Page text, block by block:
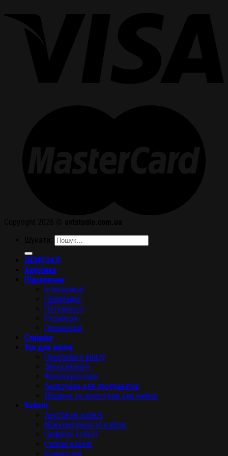
ДЕМОЗАЛ
Акустика
Підсилення
Інтегральні
Попередні
Потужності
Ресивери
Процесори
Стрімінг
Усе для вінілу
Програвачі вінілу
Звукознімачі
Фонокоректори
Аксесуари для програвачів
Машини та аксесуари для мийки
Кабелі
Акустичні кабелі
Міжкомпонентні кабелі
Цифрові кабелі
Силові кабелі
Конектори